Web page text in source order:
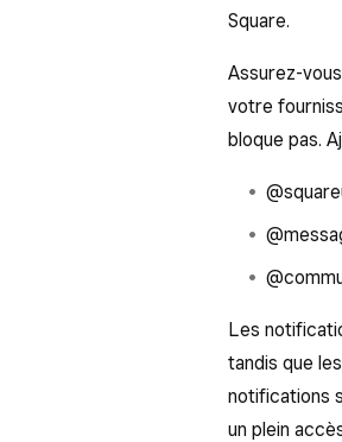
Square.
Assurez-
votre
bloque pas.
Les
tandis que
notifications
un plein